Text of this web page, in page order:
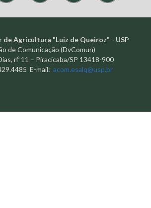
de Agricultura "Luiz de Queiroz" - USP
de Comunicação (DvComun)
nº 11 – Piracicaba/SP 13418-900
E-mail: acom.esalq@usp.br